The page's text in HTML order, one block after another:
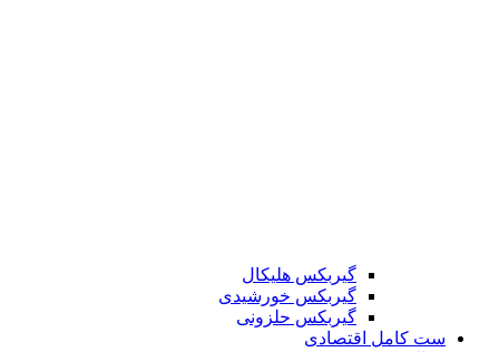
گیربکس هلیکال
گیربکس خورشیدی
گیربکس حلزونی
ست کامل اقتصادی